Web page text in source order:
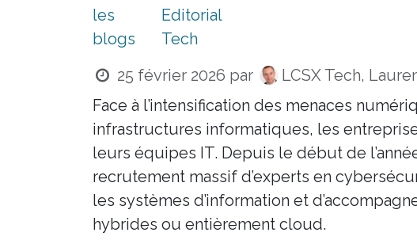
les
blogs
Editorial
Tech
25 février 2026 par
LCSX Tech,
Face à l’intensification des menaces
infrastructures informatiques, les
leurs équipes IT. Depuis le début de
recrutement massif d’experts en
les systèmes d’information et
hybrides ou entièrement cloud.